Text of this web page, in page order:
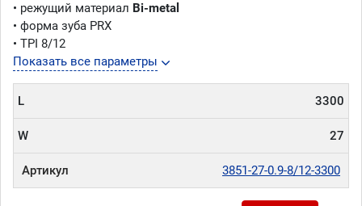
• режущий материал Bi-metal
• форма зуба PRX
• TPI 8/12
Показать все параметры
L 3300
W 27
Артикул 3851-27-0.9-8/12-3300